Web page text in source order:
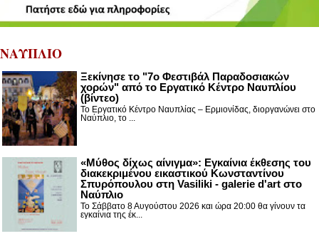
ΝΑΥΠΛΙΟ
Ξεκίνησε το "7ο Φεστιβάλ Παραδοσιακών
χορών" από το Εργατικό Κέντρο Ναυπλίου
(βίντεο)
Το Εργατικό Κέντρο Ναυπλίας – Ερμιονίδας, διοργανώνει στο
Ναύπλιο, το ...
«Μύθος δίχως αίνιγμα»: Εγκαίνια έκθεσης του
διακεκριμένου εικαστικού Κωνσταντίνου
Σπυρόπουλου στη Vasiliki - galerie d'art στο
Ναύπλιο
Το Σάββατο 8 Αυγούστου 2026 και ώρα 20:00 θα γίνουν τα
εγκαίνια της έκ...